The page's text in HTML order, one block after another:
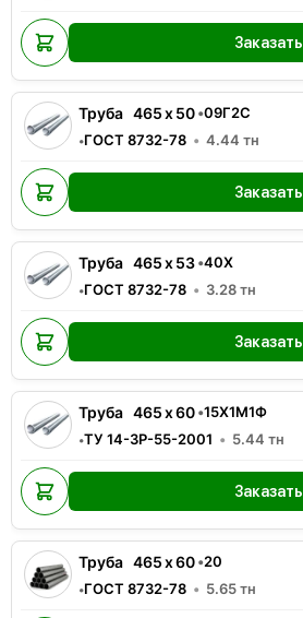
Заказать
Труба 465x50•09Г2С
•ГОСТ 8732-78 4.44 тн
Заказать
Труба 465x53•40Х
•ГОСТ 8732-78 3.28тн
Заказать
Труба 465x60•15Х1М1Ф
•ТУ 14-3Р-55-2001 5.44 тн
Заказать
Труба 465x60•20
•ГОСТ 8732-78 5.65тн